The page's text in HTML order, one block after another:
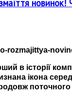
новинок!
в історії
ікона
поточного